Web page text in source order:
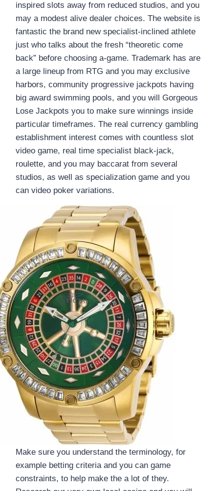
inspired slots away from reduced studios, and you
may a modest alive dealer choices. The website is
fantastic the brand new specialist-inclined athlete
just who talks about the fresh “theoretic come
back” before choosing a-game. Trademark has are
a large lineup from RTG and you may exclusive
harbors, community progressive jackpots having
big award swimming pools, and you will Gorgeous
Lose Jackpots you to make sure winnings inside
particular timeframes. The real currency gambling
establishment interest comes with countless slot
video game, real time specialist black-jack,
roulette, and you may baccarat from several
studios, as well as specialization game and you
can video poker variations.
Make sure you understand the terminology, for
example betting criteria and you can game
constraints, to help make the a lot of they.